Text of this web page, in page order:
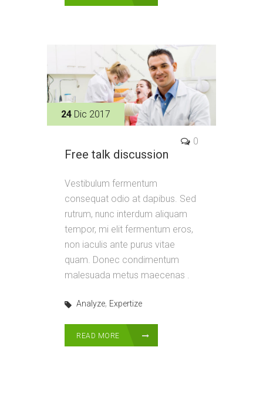
24 Dic 2017
0
Free talk discussion
Vestibulum fermentum
consequat odio at dapibus. Sed
rutrum, nunc interdum aliquam
tempor, mi elit fermentum eros,
non iaculis ante purus vitae
quam. Donec condimentum
malesuada metus maecenas .
Analyze, Expertize
READ MORE